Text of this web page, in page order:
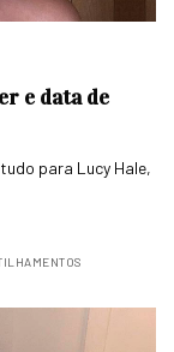
e data de
para Lucy Hale,